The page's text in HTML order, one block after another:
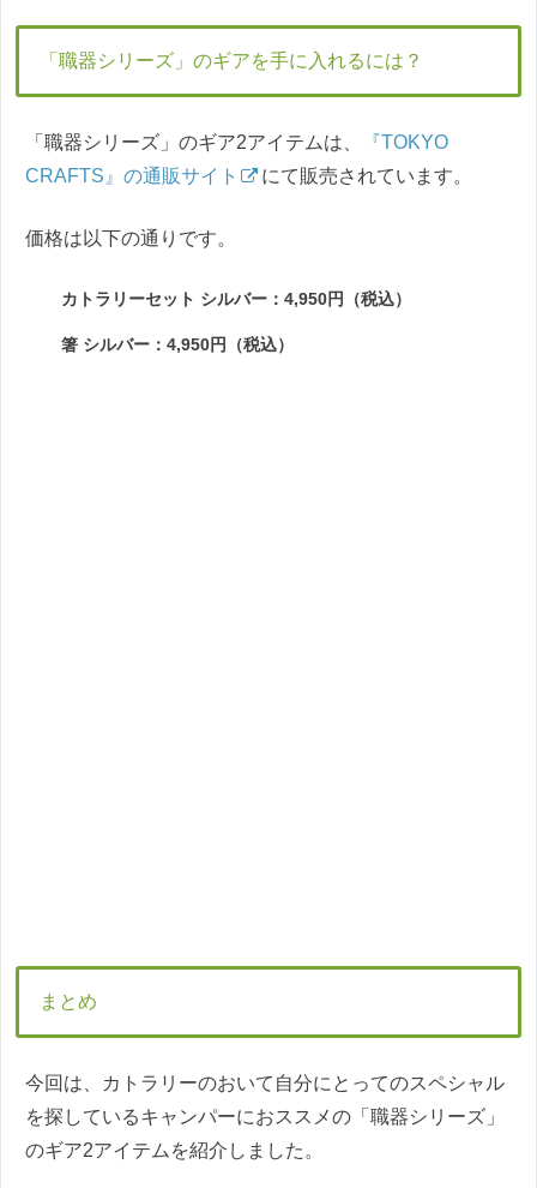
「職器シリーズ」のギアを手に入れるには？
「職器シリーズ」のギア2アイテムは、
『TOKYO
CRAFTS』の通販サイト
にて販売されています。
価格は以下の通りです。
カトラリーセット シルバー：4,950円（税込）
箸 シルバー：4,950円（税込）
まとめ
今回は、カトラリーのおいて自分にとってのスペシャル
を探しているキャンパーにおススメの「職器シリーズ」
のギア2アイテムを紹介しました。